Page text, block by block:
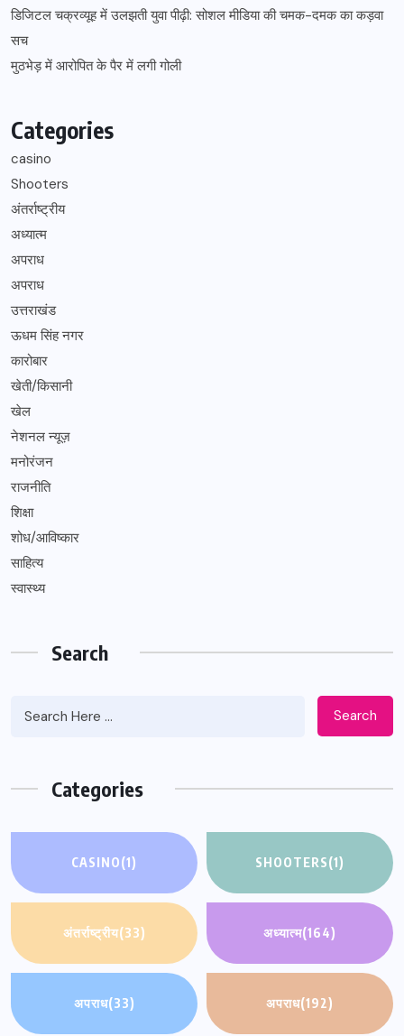
डिजिटल चक्रव्यूह में उलझती युवा पीढ़ी: सोशल मीडिया की चमक-दमक का कड़वा
सच
मुठभेड़ में आरोपित के पैर में लगी गोली
Categories
casino
Shooters
अंतर्राष्ट्रीय
अध्यात्म
अपराध
अपराध
उत्तराखंड
ऊधम सिंह नगर
कारोबार
खेती/किसानी
खेल
नेशनल न्यूज़
मनोरंजन
राजनीति
शिक्षा
शोध/आविष्कार
साहित्य
स्वास्थ्य
Search
Search
Categories
CASINO(1) SHOOTERS(1)
अंतर्राष्ट्रीय(33) अध्यात्म(164)
अपराध(33) अपराध(192)